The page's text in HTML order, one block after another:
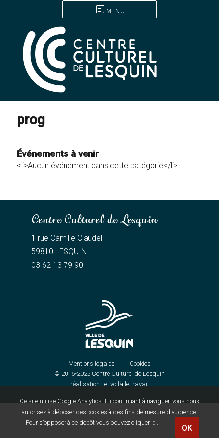
Ce site utilise Google Analytics. En continuant à naviguer, vous nous
autorisez à déposer des cookies à des fins de mesure d'audience.
Pour s'opposer à ce dépôt vous pouvez cliquer ici.
MENU
prog
Événements à venir
<li>Aucun événement dans cette catégorie</li>
Centre Culturel de Lesquin
1 rue Camille Claudel
59810 LESQUIN
03 62 13 79 90
Mentions légales
Cookies
© 2016-2026 Centre Culturel de Lesquin
réalisation : et voilà le travail